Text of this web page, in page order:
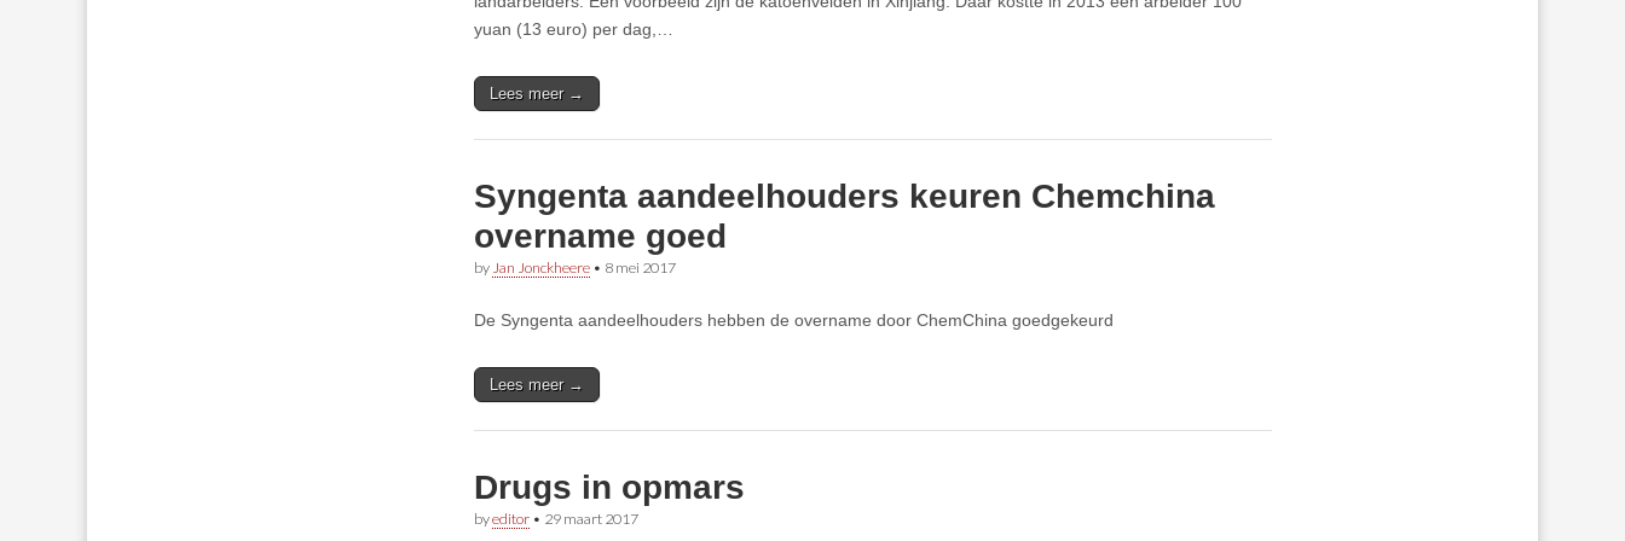
yuan (13 euro) per dag,…
Lees meer →
Syngenta aandeelhouders keuren Chemchina
overname goed
by Jan Jonckheere • 8 mei 2017
De Syngenta aandeelhouders hebben de overname door ChemChina goedgekeurd
Lees meer →
Drugs in opmars
byeditor • 29 maart 2017